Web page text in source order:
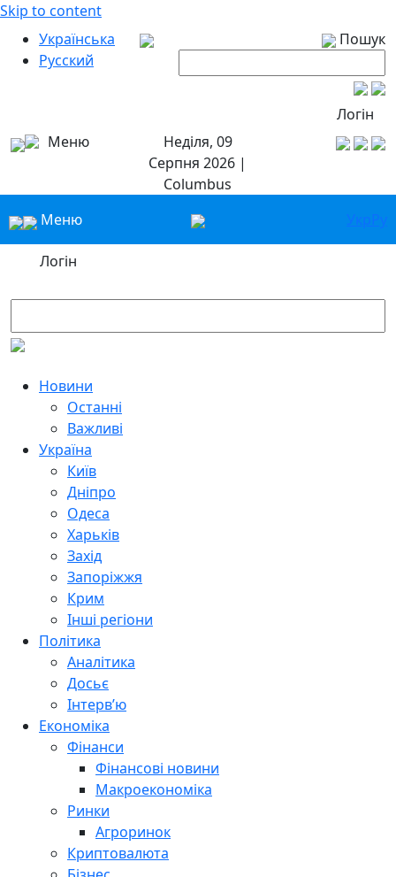
Skip to content
Українська
Русский
Пошук
Логін
Меню
Неділя, 09
Серпня 2026 |
Columbus
Меню
УкрРу
Логін
Новини
Останні
Важливі
Україна
Київ
Дніпро
Одеса
Харьків
Захід
Запоріжжя
Крим
Інші регіони
Політика
Аналітика
Досьє
Інтерв’ю
Економіка
Фінанси
Фінансові новини
Макроекономіка
Ринки
Агроринок
Криптовалюта